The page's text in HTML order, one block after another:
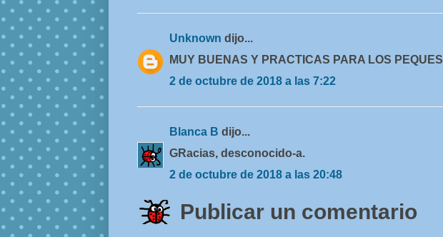
Unknown dijo...
MUY BUENAS Y PRACTICAS PARA LOS PEQUES
2 de octubre de 2018 a las 7:22
Blanca B dijo...
GRacias, desconocido-a.
2 de octubre de 2018 a las 20:48
Publicar un comentario